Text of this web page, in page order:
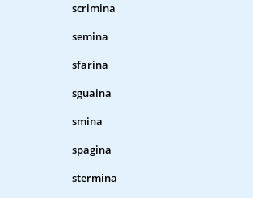
scrimina
semina
sfarina
sguaina
smina
spagina
stermina